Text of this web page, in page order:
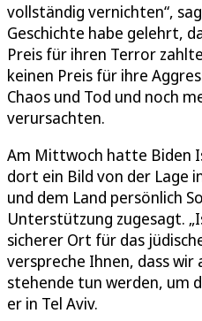
vollständig vernichten“,
Geschichte habe gelehrt,
Preis für ihren Terror
keinen Preis für ihre
Chaos und Tod und noch
verursachten.
Am Mittwoch hatte Biden
dort ein Bild von der Lage
und dem Land persönlich
Unterstützung zugesagt.
sicherer Ort für das
verspreche Ihnen, dass wir
stehende tun werden, um
er in Tel Aviv.